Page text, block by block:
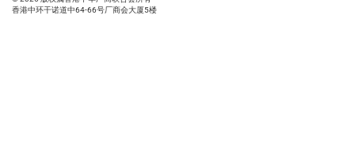
香港中环干诺道中64-66号厂商会大厦5楼